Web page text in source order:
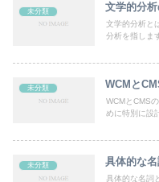
未分類 文学的分
文学的分析と
分析を指しま
未分類 WCMと
WCMとCMS
めに特別に設
未分類 具体的な
具体的な名詞